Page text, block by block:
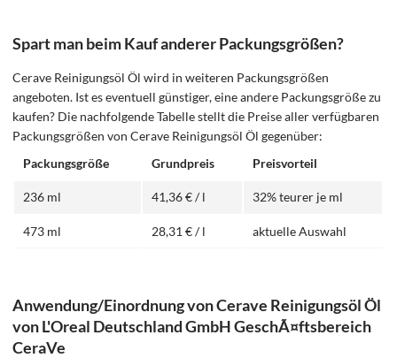
Spart man beim Kauf anderer Packungsgrößen?
Cerave Reinigungsöl Öl wird in weiteren Packungsgrößen
angeboten. Ist es eventuell günstiger, eine andere Packungsgröße zu
kaufen? Die nachfolgende Tabelle stellt die Preise aller verfügbaren
Packungsgrößen von Cerave Reinigungsöl Öl gegenüber:
Packungsgröße
Grundpreis Preisvorteil
236 ml 41,36 € / l 32% teurer je ml
473 ml 28,31 € / l aktuelle Auswahl
Anwendung/Einordnung von Cerave Reinigungsöl Öl
von L'Oreal Deutschland GmbH GeschÃ¤ftsbereich
CeraVe